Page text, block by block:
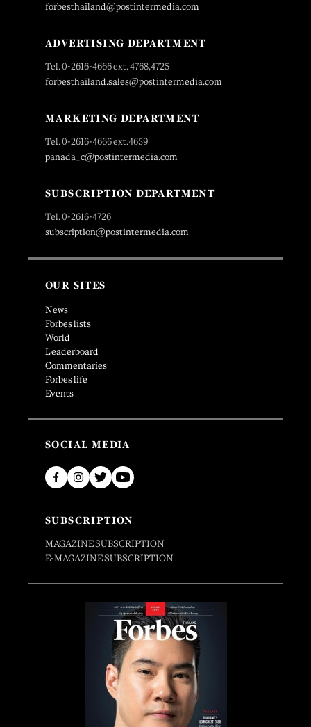
forbesthailand@postintermedia.com
ADVERTISING DEPARTMENT
Tel. 0-2616-4666 ext. 4768,4725
forbesthailand.sales@postintermedia.com
MARKETING DEPARTMENT
Tel. 0-2616-4666 ext.4659
panada_c@postintermedia.com
SUBSCRIPTION DEPARTMENT
Tel. 0-2616-4726
subscription@postintermedia.com
OUR SITES
News
Forbes lists
World
Leaderboard
Commentaries
Forbes life
Events
SOCIAL MEDIA
SUBSCRIPTION
MAGAZINE SUBSCRIPTION
E-MAGAZINE SUBSCRIPTION